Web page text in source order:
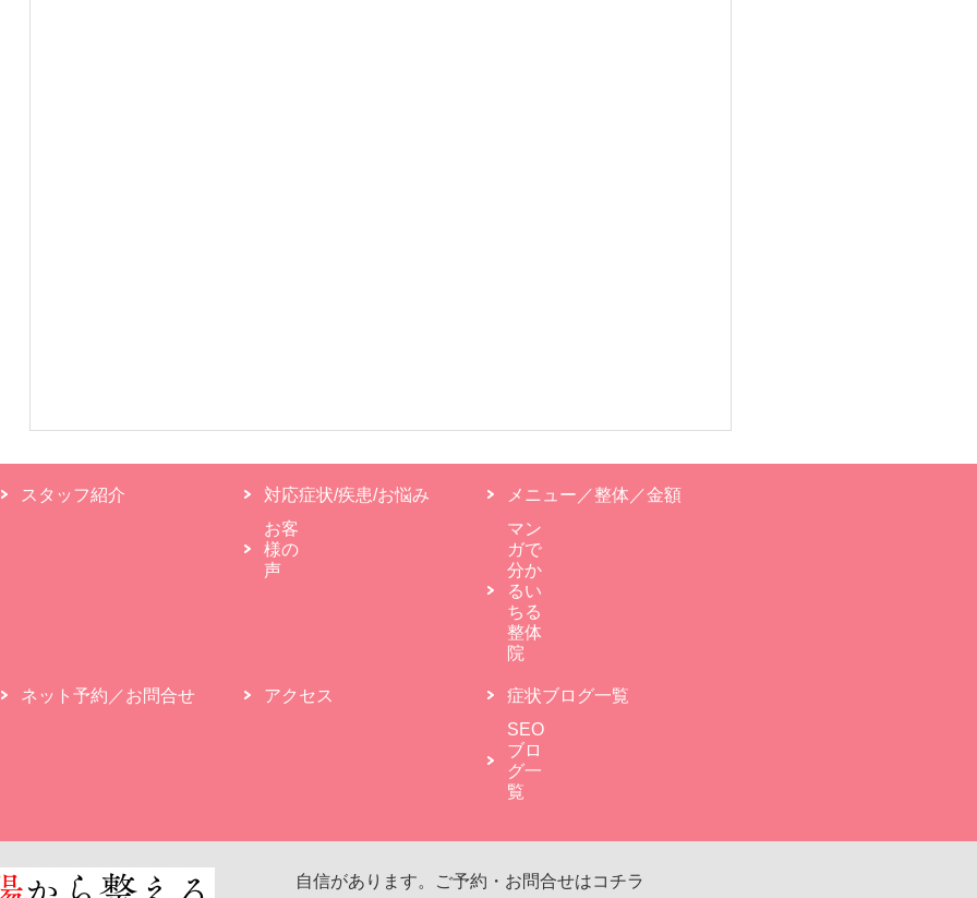
スタッフ紹介
対応症状/疾患/お悩み
お客
様の
声
メニュー／整体／金額
マン
ガで
分か
るい
ちる
整体
院
ネット予約／お問合せ アクセス
症状ブログ一覧
SEO
ブロ
グ一
覧
自信があります。ご予約・お問合せはコチラ